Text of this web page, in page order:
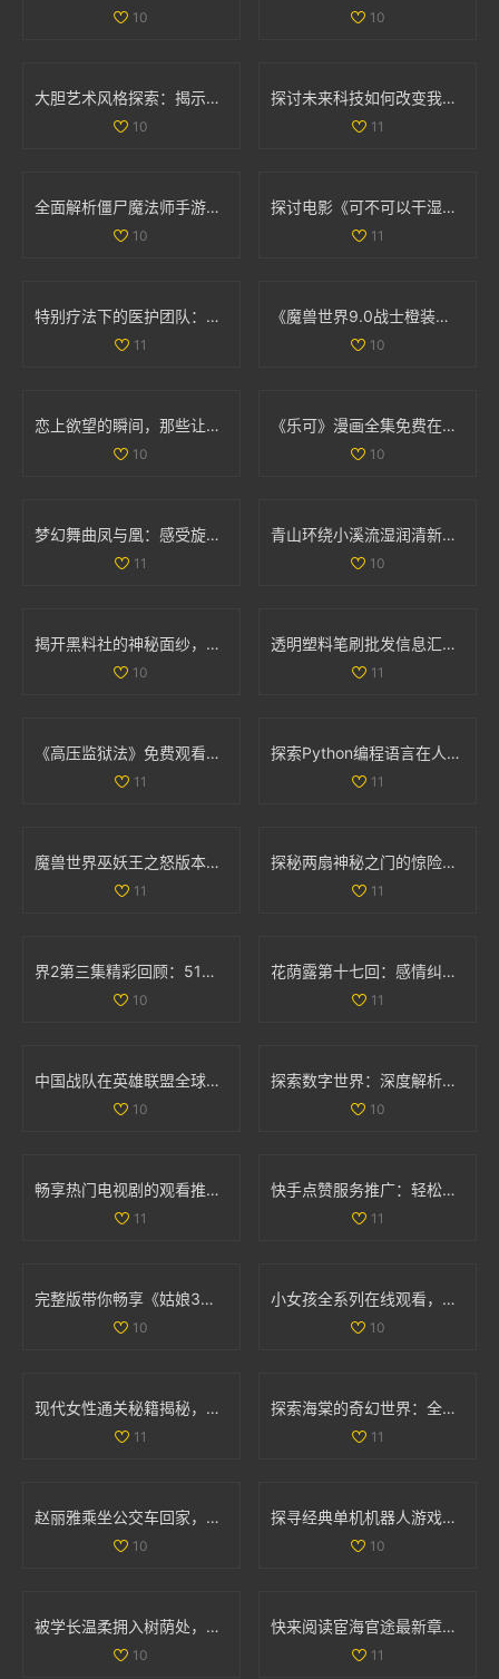
10 10
大胆艺术风格探索：揭示创意与表达的无限可能
10
探讨未来科技如何改变我们的生活方式与思维方式
11
全面解析僵尸魔法师手游与决胜时刻僵尸模式的攻略与技巧
10
探讨电影《可不可以干湿》的简单处理方法与分析
11
特别疗法下的医护团队：双重角色与责任分析
11
《魔兽世界9.0战士橙装全攻略：助你无敌于艾泽拉斯》
10
恋上欲望的瞬间，那些让人心跳加速的吻戏大盘点
10
《乐可》漫画全集免费在线阅读，畅享精彩剧情与精彩角色
10
梦幻舞曲凤与凰：感受旋律中的古典与现代交融
11
青山环绕小溪流湿润清新无泥恼人的田园景象
10
揭开黑料社的神秘面纱，探讨其背后的真相与影响
10
透明塑料笔刷批发信息汇总及价格优惠来源分析
11
《高压监狱法》免费观看，揭示法律与人性的深刻较量
11
探索Python编程语言在人与动物行为模拟中的应用与实践
11
魔兽世界巫妖王之怒版本最受欢迎职业全面分析与推荐
11
探秘两扇神秘之门的惊险视频体验与背后故事
11
界2第三集精彩回顾：51秒视频带你领略剧情高潮时刻
10
花荫露第十七回：感情纠葛与命运交错的奇妙旅程
11
中国战队在英雄联盟全球总决赛中的表现与名单分析
10
探索数字世界：深度解析35与дода的奇妙结合
10
畅享热门电视剧的观看推荐，77777免费观看尽在其中
11
快手点赞服务推广：轻松获取双重点赞的自助平台指南
11
完整版带你畅享《姑娘3》精彩剧情与国语配音全纪录
10
小女孩全系列在线观看，畅享高清精彩内容尽在掌握
10
现代女性通关秘籍揭秘，如何轻松完成文字找茬挑战
11
探索海棠的奇幻世界：全新游戏体验等你来揭晓
11
赵丽雅乘坐公交车回家，展现真实亲民的一面
10
探寻经典单机机器人游戏的魅力与 nostalgia 回忆之旅
10
被学长温柔拥入树荫处，心跳加速的感人瞬间
10
快来阅读宦海官途最新章节，畅享精彩故事新篇章
11